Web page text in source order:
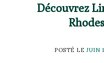
Découvrez
POSTÉ LEJUIN